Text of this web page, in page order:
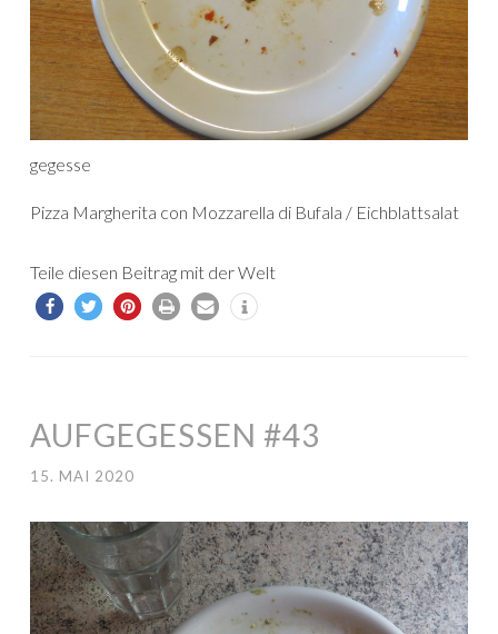
gegesse
Pizza Margherita con Mozzarella di Bufala / Eichblattsalat
Teile diesen Beitrag mit der Welt
AUFGEGESSEN #43
15. MAI 2020